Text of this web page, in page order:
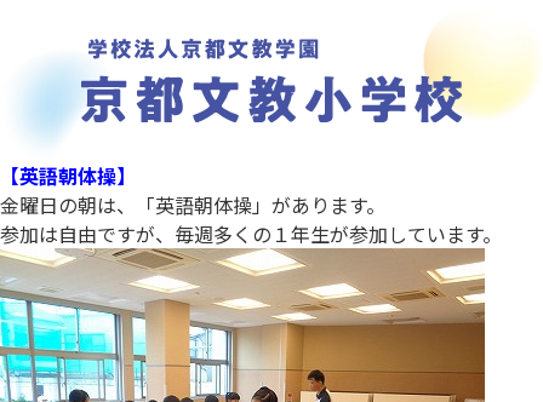
【英語朝体操】
金曜日の朝は、「英語朝体操」があります。
参加は自由ですが、毎週多くの１年生が参加しています。